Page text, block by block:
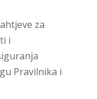
za
i
Pravilnika i